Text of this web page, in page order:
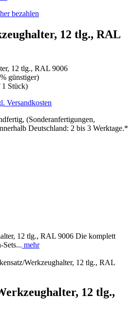
12 tlg., RAL
günstiger)
Stück)
Versandkosten
(Sonderanfertigungen,
Deutschland: 2 bis 3 Werktage.*
12 tlg., RAL 9006 Die komplett
Sets... mehr
Werkzeughalter, 12 tlg., RAL
12 tlg.,